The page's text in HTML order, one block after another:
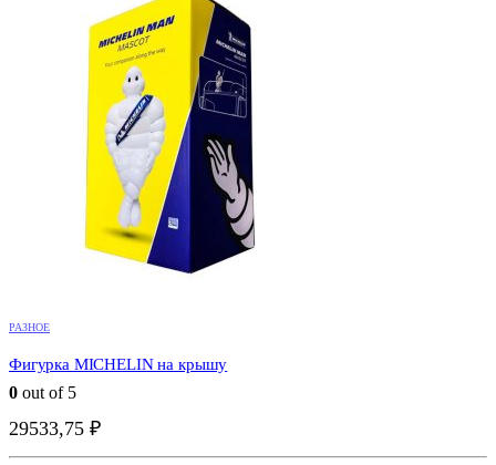
РАЗНОЕ
Фигурка MICHELIN на крышу
0 out of 5
29533,75 ₽